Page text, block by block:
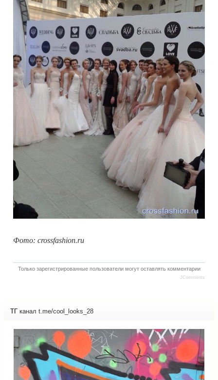
Фото: crossfashion.ru
Только зарегистрированные пользователи могут оставлять комментарии
JComments
ТГ канал t.me/cool_looks_28